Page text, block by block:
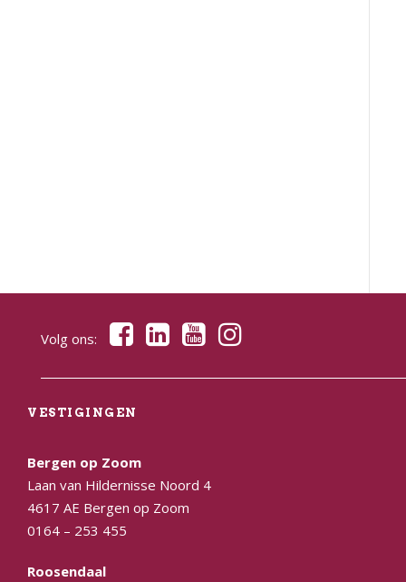
Volg ons:
VESTIGINGEN
Bergen op Zoom
Laan van Hildernisse Noord 4
4617 AE Bergen op Zoom
0164 – 253 455
Roosendaal